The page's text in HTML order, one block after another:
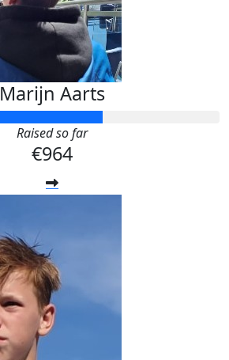
Marijn Aarts
Raised so far
€964